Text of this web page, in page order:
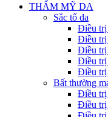
THẨM MỸ DA
Sắc tố da
Điều trị
Điều trị
Điều trị
Điều trị
Điều trị
Bất thường
Điều trị
Điều trị